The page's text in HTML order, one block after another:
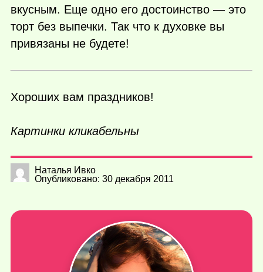
вкусным. Еще одно его достоинство — это
торт без выпечки. Так что к духовке вы
привязаны не будете!
Хороших вам праздников!
Картинки кликабельны
Наталья Ивко
Опубликовано: 30 декабря 2011